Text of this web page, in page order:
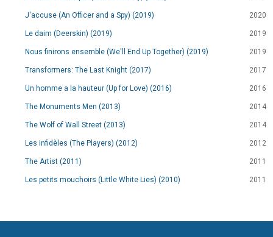
J'accuse (An Officer and a Spy) (2019) 2020
Le daim (Deerskin) (2019) 2019
Nous finirons ensemble (We'll End Up Together) (2019) 2019
Transformers: The Last Knight (2017) 2017
Un homme a la hauteur (Up for Love) (2016) 2016
The Monuments Men (2013) 2014
The Wolf of Wall Street (2013) 2014
Les infidèles (The Players) (2012) 2012
The Artist (2011) 2011
Les petits mouchoirs (Little White Lies) (2010) 2011